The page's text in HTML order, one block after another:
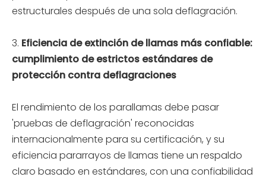
estructurales después de una sola deflagración.
3. Eficiencia de extinción de llamas más confiable:
cumplimiento de estrictos estándares de
protección contra deflagraciones
El rendimiento de los parallamas debe pasar
'pruebas de deflagración' reconocidas
internacionalmente para su certificación, y su
eficiencia pararrayos de llamas tiene un respaldo
claro basado en estándares, con una confiabilidad